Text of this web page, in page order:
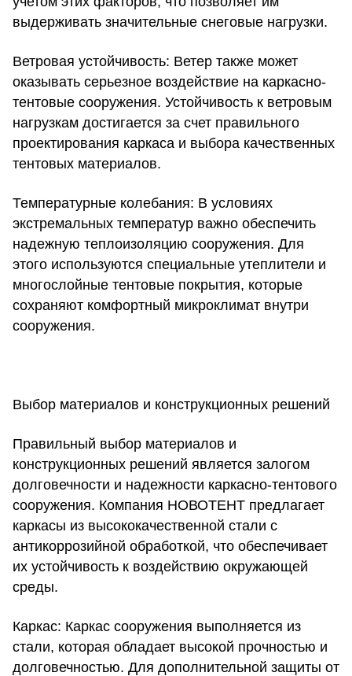
выдерживать значительные снеговые нагрузки.
Ветровая устойчивость: Ветер также может
оказывать серьезное воздействие на каркасно-
тентовые сооружения. Устойчивость к ветровым
нагрузкам достигается за счет правильного
проектирования каркаса и выбора качественных
тентовых материалов.
Температурные колебания: В условиях
экстремальных температур важно обеспечить
надежную теплоизоляцию сооружения. Для
этого используются специальные утеплители и
многослойные тентовые покрытия, которые
сохраняют комфортный микроклимат внутри
сооружения.
Выбор материалов и конструкционных решений
Правильный выбор материалов и
конструкционных решений является залогом
долговечности и надежности каркасно-тентового
сооружения. Компания НОВОТЕНТ предлагает
каркасы из высококачественной стали с
антикоррозийной обработкой, что обеспечивает
их устойчивость к воздействию окружающей
среды.
Каркас: Каркас сооружения выполняется из
стали, которая обладает высокой прочностью и
долговечностью. Для дополнительной защиты от